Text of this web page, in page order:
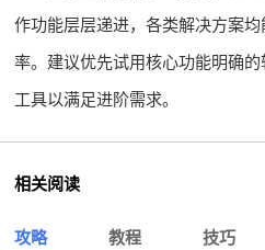
作功能层层递进，各类解决方案
率。建议优先试用核心功能明确
工具以满足进阶需求。
相关阅读
攻略 教程 技巧